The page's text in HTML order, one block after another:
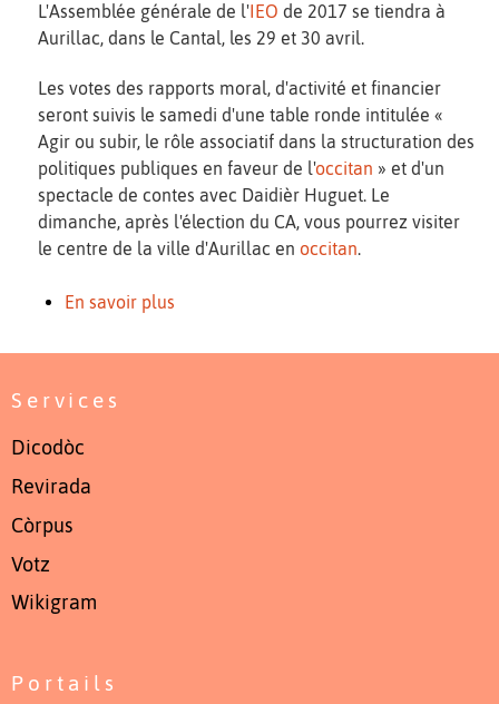
L'Assemblée générale de l'IEO de 2017 se tiendra à
Aurillac, dans le Cantal, les 29 et 30 avril.
Les votes des rapports moral, d'activité et financier
seront suivis le samedi d'une table ronde intitulée «
Agir ou subir, le rôle associatif dans la structuration des
politiques publiques en faveur de l'occitan » et d'un
spectacle de contes avec Daidièr Huguet. Le
dimanche, après l'élection du CA, vous pourrez visiter
le centre de la ville d'Aurillac en occitan.
En savoir plus
Services
Dicodòc
Revirada
Còrpus
Votz
Wikigram
Portails